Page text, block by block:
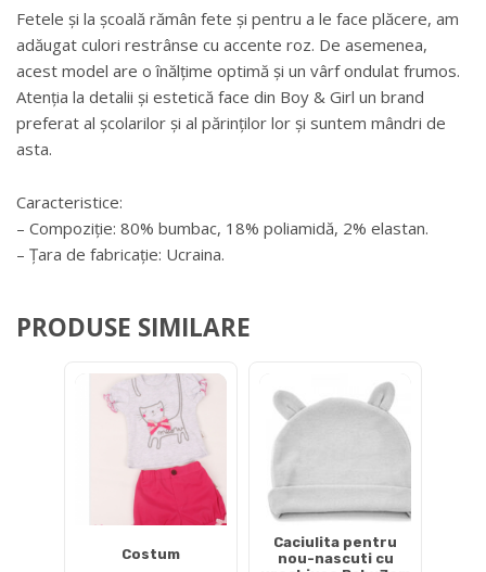
Fetele și la școală rămân fete și pentru a le face plăcere, am
adăugat culori restrânse cu accente roz. De asemenea,
acest model are o înălțime optimă și un vârf ondulat frumos.
Atenția la detalii și estetică face din Boy & Girl un brand
preferat al școlarilor și al părinților lor și suntem mândri de
asta.
Caracteristice:
– Compoziție: 80% bumbac, 18% poliamidă, 2% elastan.
– Țara de fabricație: Ucraina.
PRODUSE SIMILARE
Costum
Caciulita pentru
nou-nascuti cu